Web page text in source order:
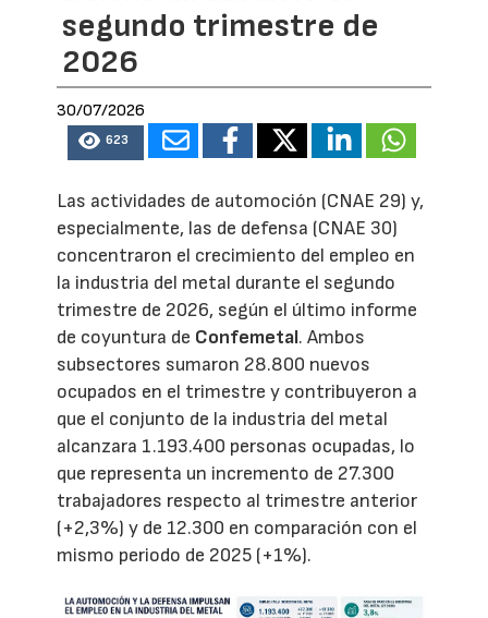
segundo trimestre de
2026
30/07/2026
623
Las actividades de automoción (CNAE 29) y,
especialmente, las de defensa (CNAE 30)
concentraron el crecimiento del empleo en
la industria del metal durante el segundo
trimestre de 2026, según el último informe
de coyuntura de Confemetal. Ambos
subsectores sumaron 28.800 nuevos
ocupados en el trimestre y contribuyeron a
que el conjunto de la industria del metal
alcanzara 1.193.400 personas ocupadas, lo
que representa un incremento de 27.300
trabajadores respecto al trimestre anterior
(+2,3%) y de 12.300 en comparación con el
mismo periodo de 2025 (+1%).